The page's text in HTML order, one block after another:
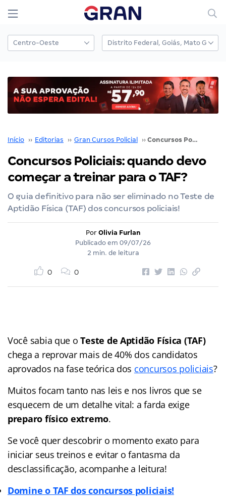
Início ›› Editorias ›› Gran Cursos Policial ›› Concursos Policiais: quando devo começar a treinar para o TAF?
Concursos Policiais: quando devo
começar a treinar para o TAF?
O guia definitivo para não ser eliminado no Teste de
Aptidão Física (TAF) dos concursos policiais!
Por Olivia Furlan
Publicado em 09/07/26
2 min. de leitura
0 0
Você sabia que oTeste de Aptidão Física (TAF)
chega a reprovar mais de 40% dos candidatos
aprovados na fase teórica dos concursos policiais?
Muitos focam tanto nas leis e nos livros que se
esquecem de um detalhe vital: a farda exige
preparo físico extremo.
Se você quer descobrir o momento exato para
iniciar seus treinos e evitar o fantasma da
desclassificação, acompanhe a leitura!
Domine o TAF dos concursos policiais!